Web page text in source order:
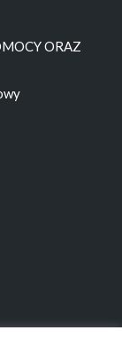
ORAZ